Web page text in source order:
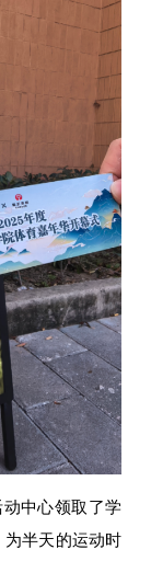
中心领取了学
为半天的运动时